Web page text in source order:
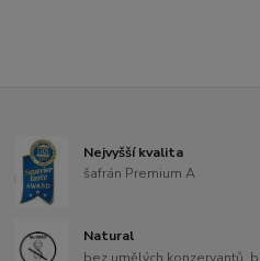
Nejvyšší kvalita
šafrán Premium A
Natural
bez umělých konzervantů,